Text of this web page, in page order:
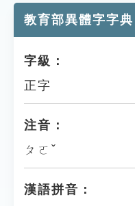
教育部異體字字典
字級：
正字
注音：
ㄆㄛˇ
漢語拼音：